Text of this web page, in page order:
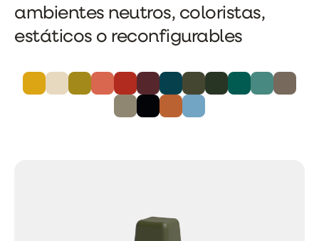
ambientes neutros, coloristas,
estáticos o reconfigurables